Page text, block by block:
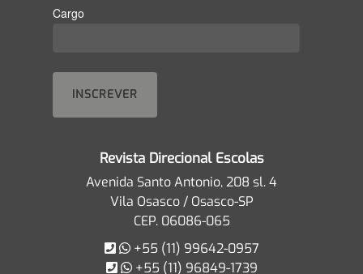
Cargo
Revista Direcional Escolas
Avenida Santo Antonio, 208 sl. 4
Vila Osasco / Osasco-SP
CEP. 06086-065
+55 (11) 99642-0957
+55 (11) 96849-1739